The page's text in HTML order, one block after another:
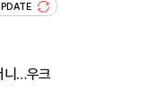
니…우크